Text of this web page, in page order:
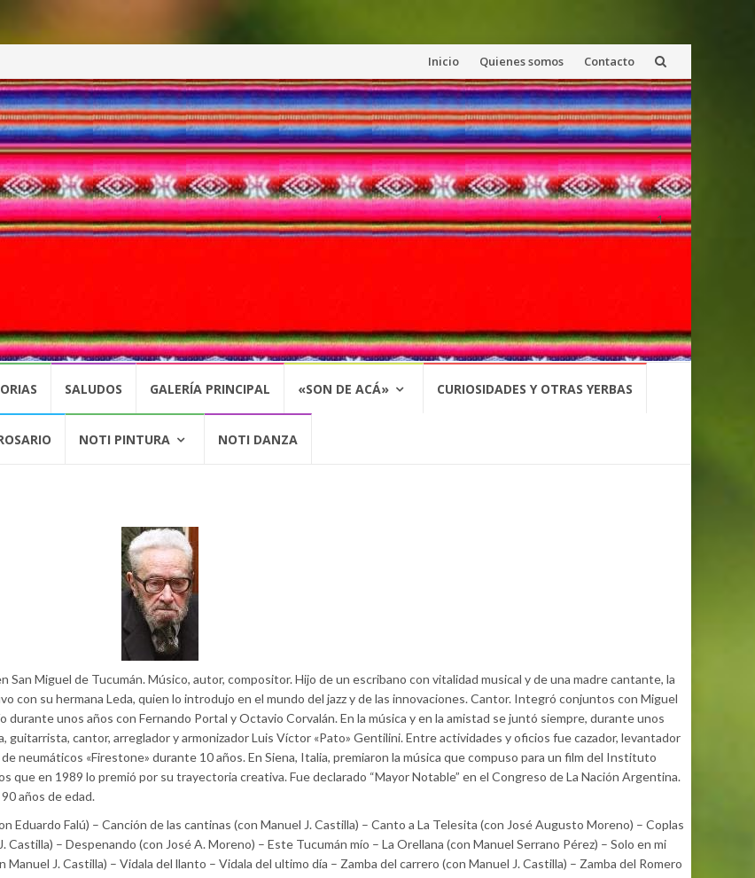
Saltar
al
contenido
Inicio Quienes somos Contacto
1
SALUDOS GALERÍA PRINCIPAL «SON DE ACÁ» CURIOSIDADES Y OTRAS YERBAS
NOTI PINTURA NOTI DANZA
San Miguel de Tucumán. Músico, autor, compositor. Hijo de un escribano con vitalidad musical y de una madre cantante, la
con su hermana Leda, quien lo introdujo en el mundo del jazz y de las innovaciones. Cantor. Integró conjuntos con Miguel
unos años con Fernando Portal y Octavio Corvalán. En la música y en la amistad se juntó siempre, durante unos
guitarrista, cantor, arreglador y armonizador Luis Víctor «Pato» Gentilini. Entre actividades y oficios fue cazador, levantador
neumáticos «Firestone» durante 10 años. En Siena, Italia, premiaron la música que compuso para un film del Instituto
en 1989 lo premió por su trayectoria creativa. Fue declarado “Mayor Notable” en el Congreso de La Nación Argentina.
años de edad.
Eduardo Falú) – Canción de las cantinas (con Manuel J. Castilla) – Canto a La Telesita (con José Augusto Moreno) – Coplas
– Despenando (con José A. Moreno) – Este Tucumán mío – La Orellana (con Manuel Serrano Pérez) – Solo en mi
J. Castilla) – Vidala del llanto – Vidala del ultimo día – Zamba del carrero (con Manuel J. Castilla) – Zamba del Romero